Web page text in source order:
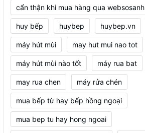
cẩn thận khi mua hàng qua websosanh
huy bếp huybep huybep.vn
máy hút mùi may hut mui nao tot
máy hút mùi nào tốt máy rua bat
may rua chen máy rửa chén
mua bếp từ hay bếp hồng ngoại
mua bep tu hay hong ngoai